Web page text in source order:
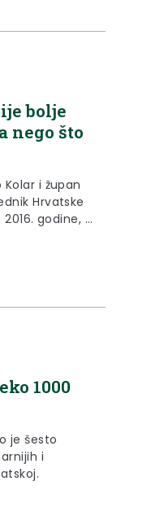
bolje
nego što
i župan
Hrvatske
godine, u
1000
je šesto
i